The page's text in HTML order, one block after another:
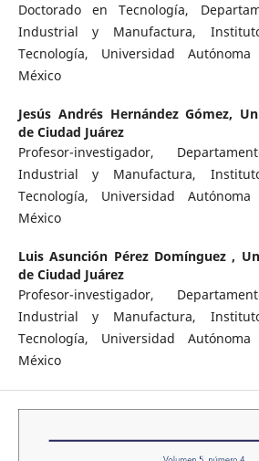
Doctorado en Tecnología,
Industrial y Manufactura,
Tecnología, Universidad
México
Jesús Andrés Hernández Gómez,
de Ciudad Juárez
Profesor-investigador,
Industrial y Manufactura,
Tecnología, Universidad
México
Luis Asunción Pérez Domínguez ,
de Ciudad Juárez
Profesor-investigador,
Industrial y Manufactura,
Tecnología, Universidad
México